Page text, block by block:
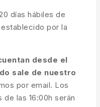
días hábiles de
por la
desde el
sale de nuestro
por email. Los
las 16:00h serán